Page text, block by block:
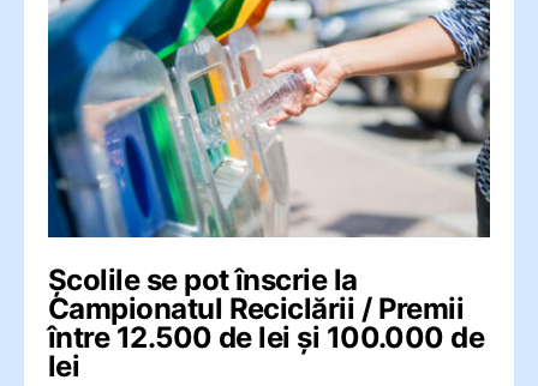
Școlile se pot înscrie la
Campionatul Reciclării / Premii
între 12.500 de lei și 100.000 de
lei